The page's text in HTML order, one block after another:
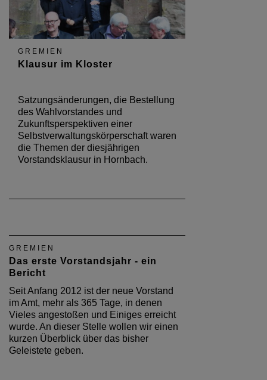
GREMIEN
Klausur im Kloster
Satzungsänderungen, die Bestellung
des Wahlvorstandes und
Zukunftsperspektiven einer
Selbstverwaltungskörperschaft waren
die Themen der diesjährigen
Vorstandsklausur in Hornbach.
GREMIEN
Das erste Vorstandsjahr - ein
Bericht
Seit Anfang 2012 ist der neue Vorstand
im Amt, mehr als 365 Tage, in denen
Vieles angestoßen und Einiges erreicht
wurde. An dieser Stelle wollen wir einen
kurzen Überblick über das bisher
Geleistete geben.